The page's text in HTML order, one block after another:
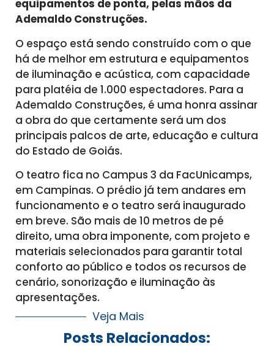
equipamentos de ponta, pelas mãos da
Ademaldo Construções.
O espaço está sendo construído com o que
há de melhor em estrutura e equipamentos
de iluminação e acústica, com capacidade
para platéia de 1.000 espectadores. Para a
Ademaldo Construções, é uma honra assinar
a obra do que certamente será um dos
principais palcos de arte, educação e cultura
do Estado de Goiás.
O teatro fica no Campus 3 da FacUnicamps,
em Campinas. O prédio já tem andares em
funcionamento e o teatro será inaugurado
em breve. São mais de 10 metros de pé
direito, uma obra imponente, com projeto e
materiais selecionados para garantir total
conforto ao público e todos os recursos de
cenário, sonorização e iluminação às
apresentações.
Veja Mais
Posts Relacionados: